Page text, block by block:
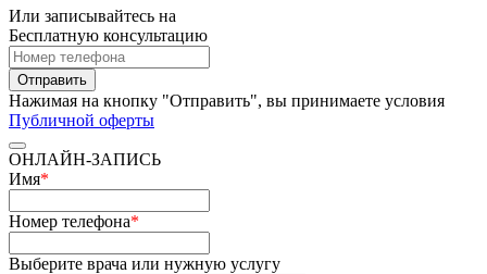
Или записывайтесь на
Бесплатную консультацию
Отправить
Нажимая на кнопку "Отправить", вы принимаете условия
Публичной оферты
ОНЛАЙН-ЗАПИСЬ
Имя*
Номер телефона*
Выберите врача или нужную услугу